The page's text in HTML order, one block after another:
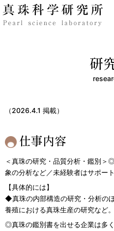
研
（2026.4.1 掲載）
仕事内容
＜真珠の研究・品質分析・鑑別＞
象の分析など／未経験者はサポー
【具体的には】
◆真珠の内部構造の研究・分析の
養殖における真珠生産の研究など。
◎真珠の鑑別書を出せる企業は多